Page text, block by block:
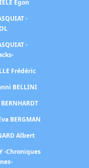
Egon
-
-
Frédéric
BELLINI
BERGMAN
Albert
-Chroniques